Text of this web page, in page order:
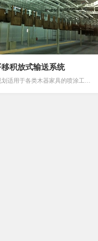
积放式输送系统
本设计规划适用于各类木器家具的喷涂工艺，具有以下优势：高效利用产地，降低运输能耗一次设计、满足纲领。满足产品质量及工艺要求。平面合理布置、方便组织生产及维护的需要。设计做到“安全生产、文明生产”的原则，满足国家有关技术安全规定。满足环保、卫...